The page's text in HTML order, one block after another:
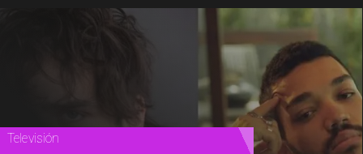
Magazine